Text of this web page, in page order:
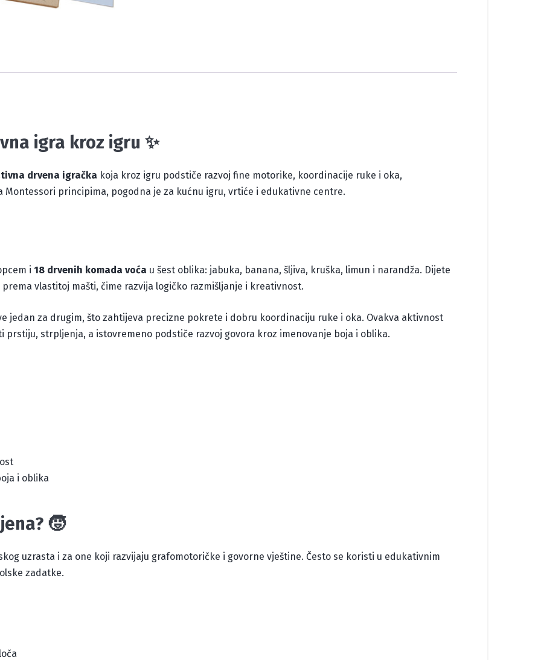
igra kroz igru ✨
drvena igračka koja kroz igru podstiče razvoj fine motorike, koordinacije ruke i oka,
principima, pogodna je za kućnu igru, vrtiće i edukativne centre.
i 18 drvenih komada voća u šest oblika: jabuka, banana, šljiva, kruška, limun i narandža. Dijete
vlastitoj mašti, čime razvija logičko razmišljanje i kreativnost.
jedan za drugim, što zahtijeva precizne pokrete i dobru koordinaciju ruke i oka. Ovakva aktivnost
strpljenja, a istovremeno podstiče razvoj govora kroz imenovanje boja i oblika.
i oblika
🧒
uzrasta i za one koji razvijaju grafomotoričke i govorne vještine. Često se koristi u edukativnim
zadatke.